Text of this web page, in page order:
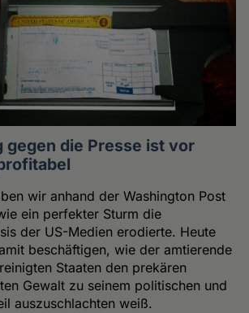
gegen die Presse ist vor
wir anhand der Washington Post
ein perfekter Sturm die
der US-Medien erodierte. Heute
beschäftigen, wie der amtierende
Staaten den prekären
Gewalt zu seinem politischen und
auszuschlachten weiß.